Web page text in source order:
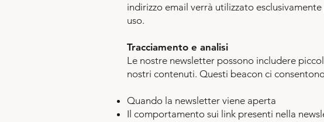
indirizzo email verrà utilizzato
uso.
Tracciamento e analisi
Le nostre newsletter possono includere
nostri contenuti. Questi beacon ci
Quando la newsletter viene aperta
Il comportamento sui link presenti nella